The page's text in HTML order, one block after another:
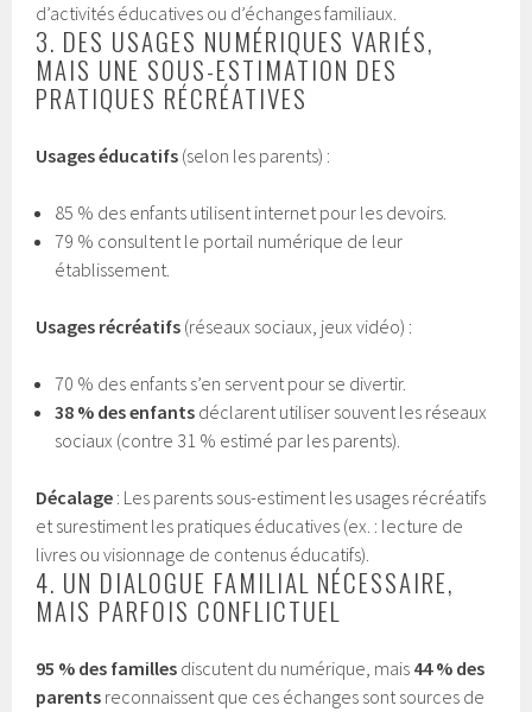
d’activités éducatives ou d’échanges familiaux.
3. DES USAGES NUMÉRIQUES VARIÉS,
MAIS UNE SOUS-ESTIMATION DES
PRATIQUES RÉCRÉATIVES
Usages éducatifs (selon les parents) :
85 % des enfants utilisent internet pour les devoirs.
79 % consultent le portail numérique de leur
établissement.
Usages récréatifs (réseaux sociaux, jeux vidéo) :
70 % des enfants s’en servent pour se divertir.
38 % des enfants déclarent utiliser souvent les réseaux
sociaux (contre 31 % estimé par les parents).
Décalage : Les parents sous-estiment les usages récréatifs
et surestiment les pratiques éducatives (ex. : lecture de
livres ou visionnage de contenus éducatifs).
4. UN DIALOGUE FAMILIAL NÉCESSAIRE,
MAIS PARFOIS CONFLICTUEL
95 % des familles discutent du numérique, mais 44 % des
parents reconnaissent que ces échanges sont sources de